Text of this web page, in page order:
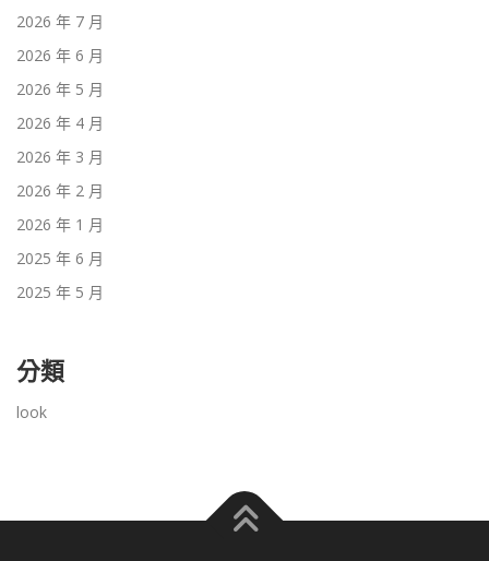
2026 年 7 月
2026 年 6 月
2026 年 5 月
2026 年 4 月
2026 年 3 月
2026 年 2 月
2026 年 1 月
2025 年 6 月
2025 年 5 月
分類
look